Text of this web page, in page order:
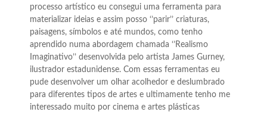
processo artístico eu consegui uma ferramenta para
materializar ideias e assim posso ‘’parir’’ criaturas,
paisagens, símbolos e até mundos, como tenho
aprendido numa abordagem chamada ‘’Realismo
Imaginativo’’ desenvolvida pelo artista James Gurney,
ilustrador estadunidense. Com essas ferramentas eu
pude desenvolver um olhar acolhedor e deslumbrado
para diferentes tipos de artes e ultimamente tenho me
interessado muito por cinema e artes plásticas